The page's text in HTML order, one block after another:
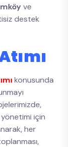
ve
destek
konusunda
yönetimi için
her